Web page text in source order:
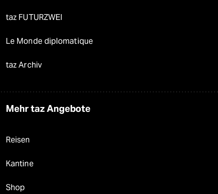
taz FUTURZWEI
Le Monde diplomatique
taz Archiv
Mehr taz Angebote
Reisen
Kantine
Shop